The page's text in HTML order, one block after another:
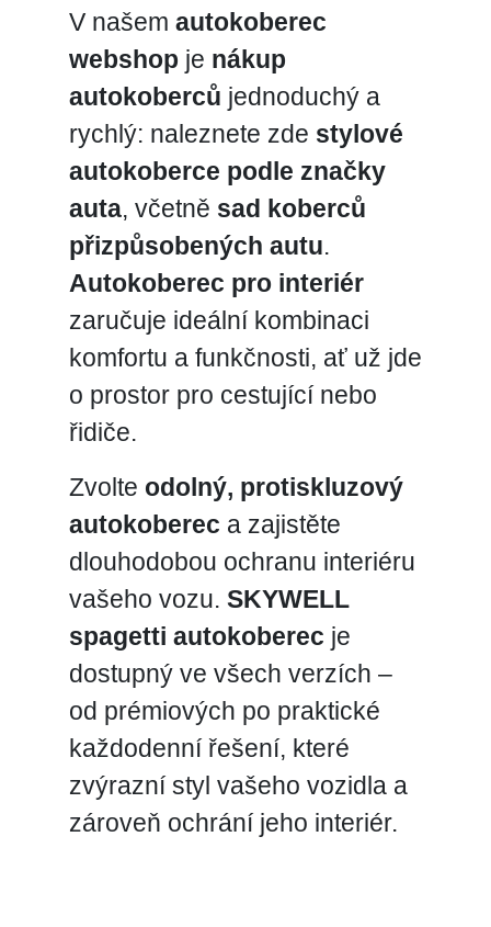
V našem autokoberec
webshop je nákup
autokoberců jednoduchý a
rychlý: naleznete zde stylové
autokoberce podle značky
auta, včetně sad koberců
přizpůsobených autu.
Autokoberec pro interiér
zaručuje ideální kombinaci
komfortu a funkčnosti, ať už jde
o prostor pro cestující nebo
řidiče.
Zvolte odolný, protiskluzový
autokoberec a zajistěte
dlouhodobou ochranu interiéru
vašeho vozu. SKYWELL
spagetti autokoberec je
dostupný ve všech verzích –
od prémiových po praktické
každodenní řešení, které
zvýrazní styl vašeho vozidla a
zároveň ochrání jeho interiér.